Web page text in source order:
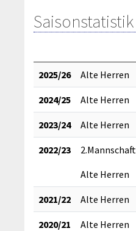
Saisonstatistik
2025/26 Alte Herren
2024/25 Alte Herren
2023/24 Alte Herren
2022/23 2.Mannschaft
Alte Herren
2021/22 Alte Herren
2020/21 Alte Herren